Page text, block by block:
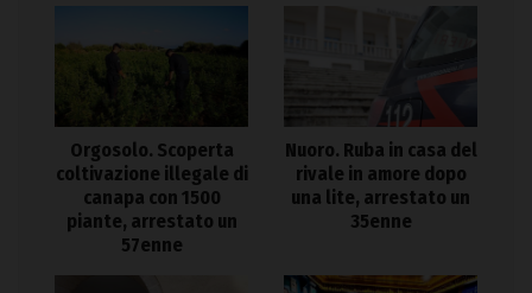
Orgosolo. Scoperta
coltivazione illegale di
canapa con 1500
piante, arrestato un
57enne
Nuoro. Ruba in casa del
rivale in amore dopo
una lite, arrestato un
35enne